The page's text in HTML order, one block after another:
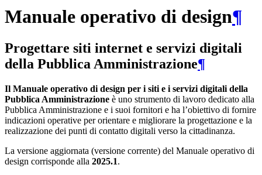
Manuale operativo di design¶
Progettare siti internet e servizi digitali
della Pubblica Amministrazione¶
Il Manuale operativo di design per i siti e i servizi digitali della
Pubblica Amministrazione è uno strumento di lavoro dedicato alla
Pubblica Amministrazione e i suoi fornitori e ha l’obiettivo di fornire
indicazioni operative per orientare e migliorare la progettazione e la
realizzazione dei punti di contatto digitali verso la cittadinanza.
La versione aggiornata (versione corrente) del Manuale operativo di
design corrisponde alla 2025.1.